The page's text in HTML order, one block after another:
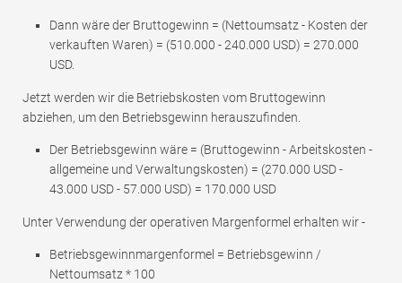
Dann wäre der Bruttogewinn = (Nettoumsatz - Kosten der
verkauften Waren) = (510.000 - 240.000 USD) = 270.000
USD.
Jetzt werden wir die Betriebskosten vom Bruttogewinn
abziehen, um den Betriebsgewinn herauszufinden.
Der Betriebsgewinn wäre = (Bruttogewinn - Arbeitskosten -
allgemeine und Verwaltungskosten) = (270.000 USD -
43.000 USD - 57.000 USD) = 170.000 USD
Unter Verwendung der operativen Margenformel erhalten wir -
Betriebsgewinnmargenformel = Betriebsgewinn /
Nettoumsatz * 100